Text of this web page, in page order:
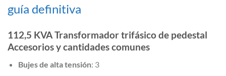
guía definitiva
112,5 KVA Transformador trifásico de pedestal
Accesorios y cantidades comunes
Bujes de alta tensión: 3